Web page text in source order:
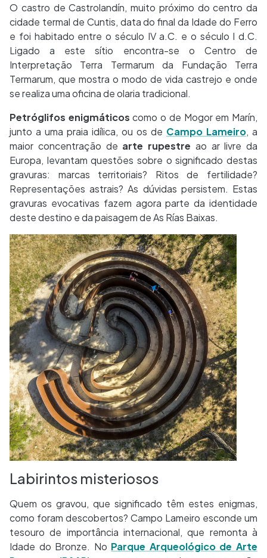
O castro de Castrolandín, muito próximo do centro da
cidade termal de Cuntis, data do final da Idade do Ferro
e foi habitado entre o século IV a.C. e o século I d.C.
Ligado a este sítio encontra-se o Centro de
Interpretação Terra Termarum da Fundação Terra
Termarum, que mostra o modo de vida castrejo e onde
se realiza uma oficina de olaria tradicional.
Petróglifos enigmáticos como o de Mogor em Marín,
junto a uma praia idílica, ou os de Campo Lameiro, a
maior concentração de arte rupestre ao ar livre da
Europa, levantam questões sobre o significado destas
gravuras: marcas territoriais? Ritos de fertilidade?
Representações astrais? As dúvidas persistem. Estas
gravuras evocativas fazem agora parte da identidade
deste destino e da paisagem de As Rías Baixas.
Labirintos misteriosos
Quem os gravou, que significado têm estes enigmas,
como foram descobertos? Campo Lameiro esconde um
tesouro de importância internacional, que remonta à
Idade do Bronze. No Parque Arqueológico de Arte